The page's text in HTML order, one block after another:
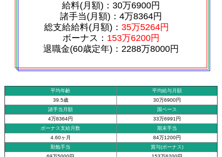
給料(月額)：30万6900円
諸手当(月額)：4万8364円
総支給給料(月額)： 35万5264円
ボーナス： 153万6200円
退職金(60歳定年)：2288万8000円
平均年齢
平均給与月額
39.5歳
30万6900円
諸手当月額
国ベース
4万8364円
33万6991円
ボーナス支給月数
期末手当
4.60ヶ月
84万1200円
勤勉手当
賞与(ボーナス)